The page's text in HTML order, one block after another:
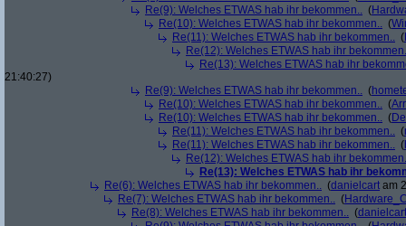
Re(9): Welches ETWAS hab ihr bekommen.. (
Re(10): Welches ETWAS hab ihr bekommen.. (
Re(11): Welches ETWAS hab ihr bekommen.. (
Re(12): Welches ETWAS hab ihr
Re(13): Welches ETWAS hab ihr
21:40:27)
Re(9): Welches ETWAS hab ihr bekommen.. (
Re(10): Welches ETWAS hab ihr bekommen.. (
Re(10): Welches ETWAS hab ihr bekommen.. (
Re(11): Welches ETWAS hab ihr bekommen.. (
Re(11): Welches ETWAS hab ihr bekommen.. (
Re(12): Welches ETWAS hab ihr
Re(13): Welches ETWAS hab ihr
Re(6): Welches ETWAS hab ihr bekommen.. (danielcart am
Re(7): Welches ETWAS hab ihr bekommen.. (
Re(8): Welches ETWAS hab ihr bekommen.. (danielcart